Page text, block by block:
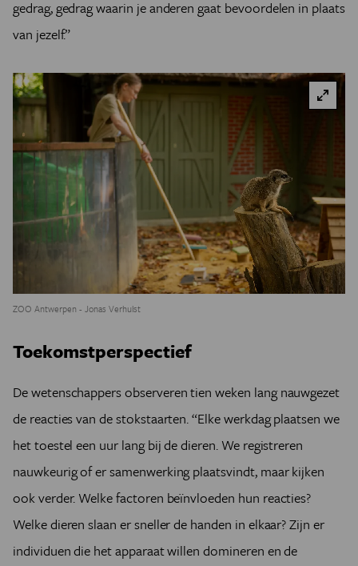
gedrag, gedrag waarin je anderen gaat bevoordelen in plaats
van jezelf.”
ZOO Antwerpen - Jonas Verhulst
Toekomstperspectief
De wetenschappers observeren tien weken lang nauwgezet
de reacties van de stokstaarten. “Elke werkdag plaatsen we
het toestel een uur lang bij de dieren. We registreren
nauwkeurig of er samenwerking plaatsvindt, maar kijken
ook verder. Welke factoren beïnvloeden hun reacties?
Welke dieren slaan er sneller de handen in elkaar? Zijn er
individuen die het apparaat willen domineren en de